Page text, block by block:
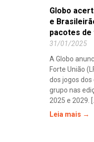
Globo
e
pacotes
31/01/2025
A Globo
Forte União
dos jogos
grupo nas
2025 e 2029.
Leia mais →